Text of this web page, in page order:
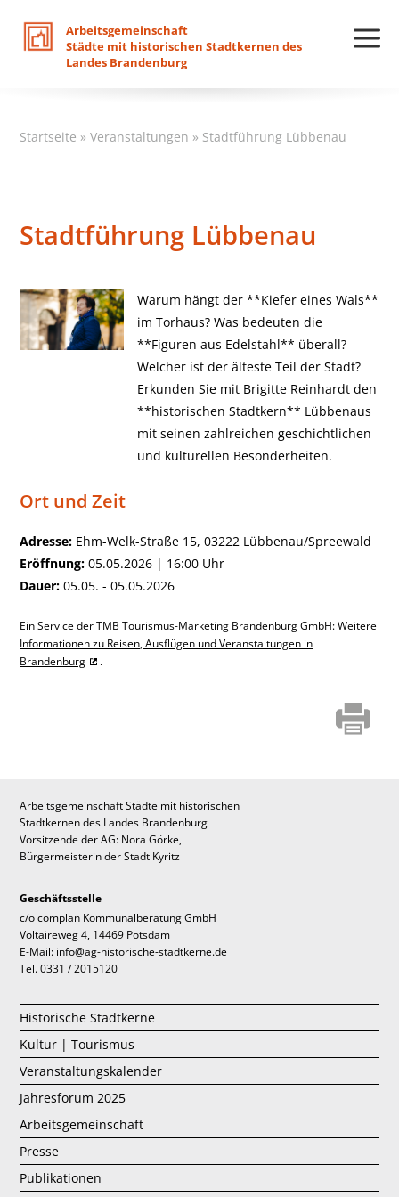
Arbeitsgemeinschaft
Städte mit historischen Stadtkernen des
Landes Brandenburg
Startseite »Veranstaltungen » Stadtführung Lübbenau
Stadtführung Lübbenau
Warum hängt der **Kiefer eines Wals**
im Torhaus? Was bedeuten die
**Figuren aus Edelstahl** überall?
Welcher ist der älteste Teil der Stadt?
Erkunden Sie mit Brigitte Reinhardt den
**historischen Stadtkern** Lübbenaus
mit seinen zahlreichen geschichtlichen
und kulturellen Besonderheiten.
Ort und Zeit
Adresse: Ehm-Welk-Straße 15, 03222 Lübbenau/Spreewald
Eröffnung: 05.05.2026 | 16:00 Uhr
Dauer: 05.05. - 05.05.2026
Ein Service der TMB Tourismus-Marketing Brandenburg GmbH: Weitere
Informationen zu Reisen, Ausflügen und Veranstaltungen in
Brandenburg
.
Arbeitsgemeinschaft Städte mit historischen
Stadtkernen des Landes Brandenburg
Vorsitzende der AG: Nora Görke,
Bürgermeisterin der Stadt Kyritz
Geschäftsstelle
c/o complan Kommunalberatung GmbH
Voltaireweg 4, 14469 Potsdam
E-Mail: info@ag-historische-stadtkerne.de
Tel. 0331 / 2015120
Historische Stadtkerne
Kultur | Tourismus
Veranstaltungskalender
Jahresforum 2025
Arbeitsgemeinschaft
Presse
Publikationen